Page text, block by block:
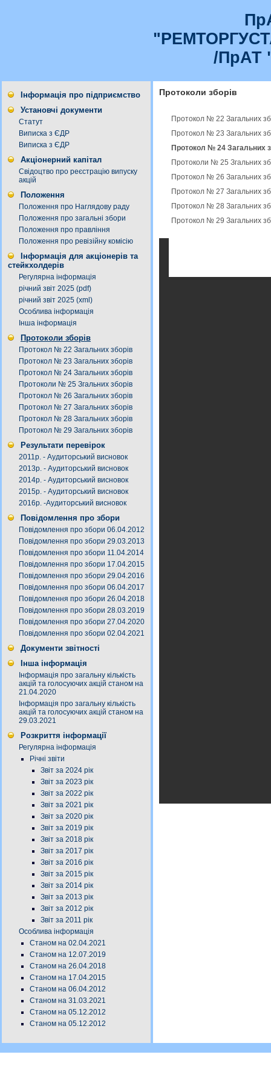
/ПрАТ
Інформація про підприємство
Установчі документи
Статут
Виписка з ЄДР
Виписка з ЄДР
Акціонерний капітал
Свідоцтво про реєстрацію випуску
акцій
Положення
Положення про Наглядову раду
Положення про загальні збори
Положення про правління
Положення про ревізійну комісію
Інформація для акціонерів та
стейкхолдерів
Регулярна інформація
річний звіт 2025 (pdf)
річний звіт 2025 (xml)
Особлива інформація
Інша інформація
Протоколи зборів
Протокол № 22 Загальних зборів
Протокол № 23 Загальних зборів
Протокол № 24 Загальних зборів
Протоколи № 25 Згальних зборів
Протокол № 26 Загальних зборів
Протокол № 27 Загальних зборів
Протокол № 28 Загальних зборів
Протокол № 29 Загальних зборів
Результати перевірок
2011р. - Аудиторський висновок
2013р. - Аудиторський висновок
2014р. - Аудиторський висновок
2015р. - Аудиторський висновок
2016р. -Аудиторський висновок
Повідомлення про збори
Повідомлення про збори 06.04.2012
Повідомлення про збори 29.03.2013
Повідомлення про збори 11.04.2014
Повідомлення про збори 17.04.2015
Повідомлення про збори 29.04.2016
Повідомлення про збори 06.04.2017
Повідомлення про збори 26.04.2018
Повідомлення про збори 28.03.2019
Повідомлення про збори 27.04.2020
Повідомлення про збори 02.04.2021
Документи звітності
Інша інформація
Інформація про загальну кількість
акцій та голосуючих акцій станом на
21.04.2020
Інформація про загальну кількість
акцій та голосуючих акцій станом на
29.03.2021
Розкриття інформації
Регулярна інформація
Річні звіти
Звіт за 2024 рік
Звіт за 2023 рік
Звіт за 2022 рік
Звіт за 2021 рік
Звіт за 2020 рік
Звіт за 2019 рік
Звіт за 2018 рік
Звіт за 2017 рік
Звіт за 2016 рік
Звіт за 2015 рік
Звіт за 2014 рік
Звіт за 2013 рік
Звіт за 2012 рік
Звіт за 2011 рік
Особлива інформація
Станом на 02.04.2021
Станом на 12.07.2019
Станом на 26.04.2018
Станом на 17.04.2015
Станом на 06.04.2012
Станом на 31.03.2021
Станом на 05.12.2012
Станом на 05.12.2012
Протоколи зборів
Протокол № 22 Загальних
Протокол № 23 Загальних
Протокол № 24 Загальних
Протоколи № 25 Згальних
Протокол № 26 Загальних
Протокол № 27 Загальних
Протокол № 28 Загальних
Протокол № 29 Загальних